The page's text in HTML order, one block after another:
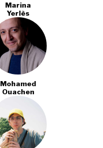
Marina
Yerlès
Mohamed
Ouachen